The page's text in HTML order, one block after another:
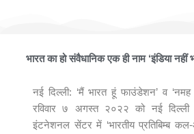
भारत का हो संवैधानिक एक ही नाम ‘इंडिया नहीं
नई दिल्ली: ‘मैं भारत हूं फाउंडेशन’ व ‘नमह
रविवार ७ अगस्त २०२२ को नई
इंटनेशनल सेंटर में ‘भारतीय प्रतिबिम्ब